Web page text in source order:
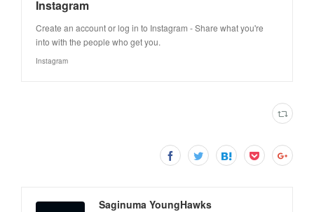
Instagram
Create an account or log in to Instagram - Share what you're
into with the people who get you.
Instagram
Saginuma YoungHawks